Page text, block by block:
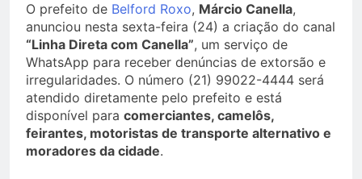
O prefeito de Belford Roxo, Márcio Canella,
anunciou nesta sexta-feira (24) a criação do canal
“Linha Direta com Canella”, um serviço de
WhatsApp para receber denúncias de extorsão e
irregularidades. O número (21) 99022-4444 será
atendido diretamente pelo prefeito e está
disponível para comerciantes, camelôs,
feirantes, motoristas de transporte alternativo e
moradores da cidade.